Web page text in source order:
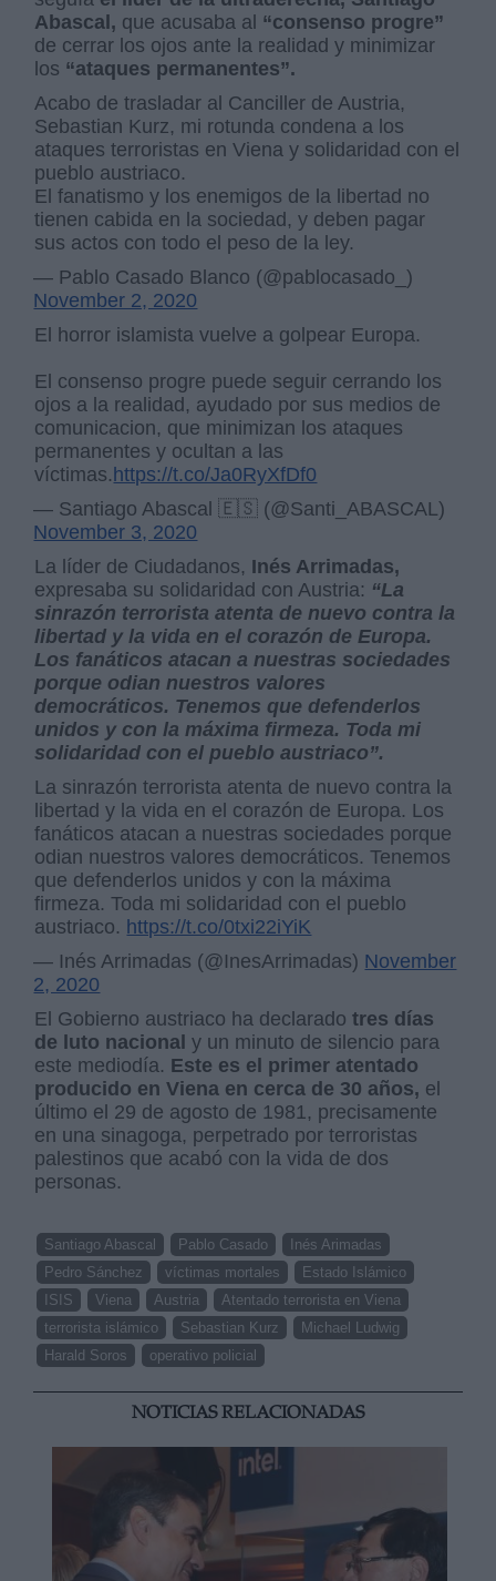
Abascal, que acusaba al “consenso progre”
de cerrar los ojos ante la realidad y minimizar
los “ataques permanentes”.
Acabo de trasladar al Canciller de Austria,
Sebastian Kurz, mi rotunda condena a los
ataques terroristas en Viena y solidaridad con el
pueblo austriaco.
El fanatismo y los enemigos de la libertad no
tienen cabida en la sociedad, y deben pagar
sus actos con todo el peso de la ley.
— Pablo Casado Blanco (@pablocasado_)
November 2, 2020
El horror islamista vuelve a golpear Europa.
El consenso progre puede seguir cerrando los
ojos a la realidad, ayudado por sus medios de
comunicacion, que minimizan los ataques
permanentes y ocultan a las
víctimas. https://t.co/Ja0RyXfDf0
— Santiago Abascal 🇪🇸 (@Santi_ABASCAL)
November 3, 2020
La líder de Ciudadanos, Inés Arrimadas,
expresaba su solidaridad con Austria: “La
sinrazón terrorista atenta de nuevo contra la
libertad y la vida en el corazón de Europa.
Los fanáticos atacan a nuestras sociedades
porque odian nuestros valores
democráticos. Tenemos que defenderlos
unidos y con la máxima firmeza. Toda mi
solidaridad con el pueblo austriaco”.
La sinrazón terrorista atenta de nuevo contra la
libertad y la vida en el corazón de Europa. Los
fanáticos atacan a nuestras sociedades porque
odian nuestros valores democráticos. Tenemos
que defenderlos unidos y con la máxima
firmeza. Toda mi solidaridad con el pueblo
austriaco. https://t.co/0txi22iYiK
— Inés Arrimadas (@InesArrimadas) November
2, 2020
El Gobierno austriaco ha declaradotres días
de luto nacional y un minuto de silencio para
este mediodía. Este es el primer atentado
producido en Viena en cerca de 30 años, el
último el 29 de agosto de 1981, precisamente
en una sinagoga, perpetrado por terroristas
palestinos que acabó con la vida de dos
personas.
Santiago Abascal Pablo Casado
Inés Arimadas
Pedro Sánchez
víctimas mortales
Estado Islámico
ISIS
Viena Austria
Atentado terrorista en Viena
terrorista islámico
Sebastian Kurz
Michael Ludwig
Harald Soros
operativo policial
NOTICIAS RELACIONADAS